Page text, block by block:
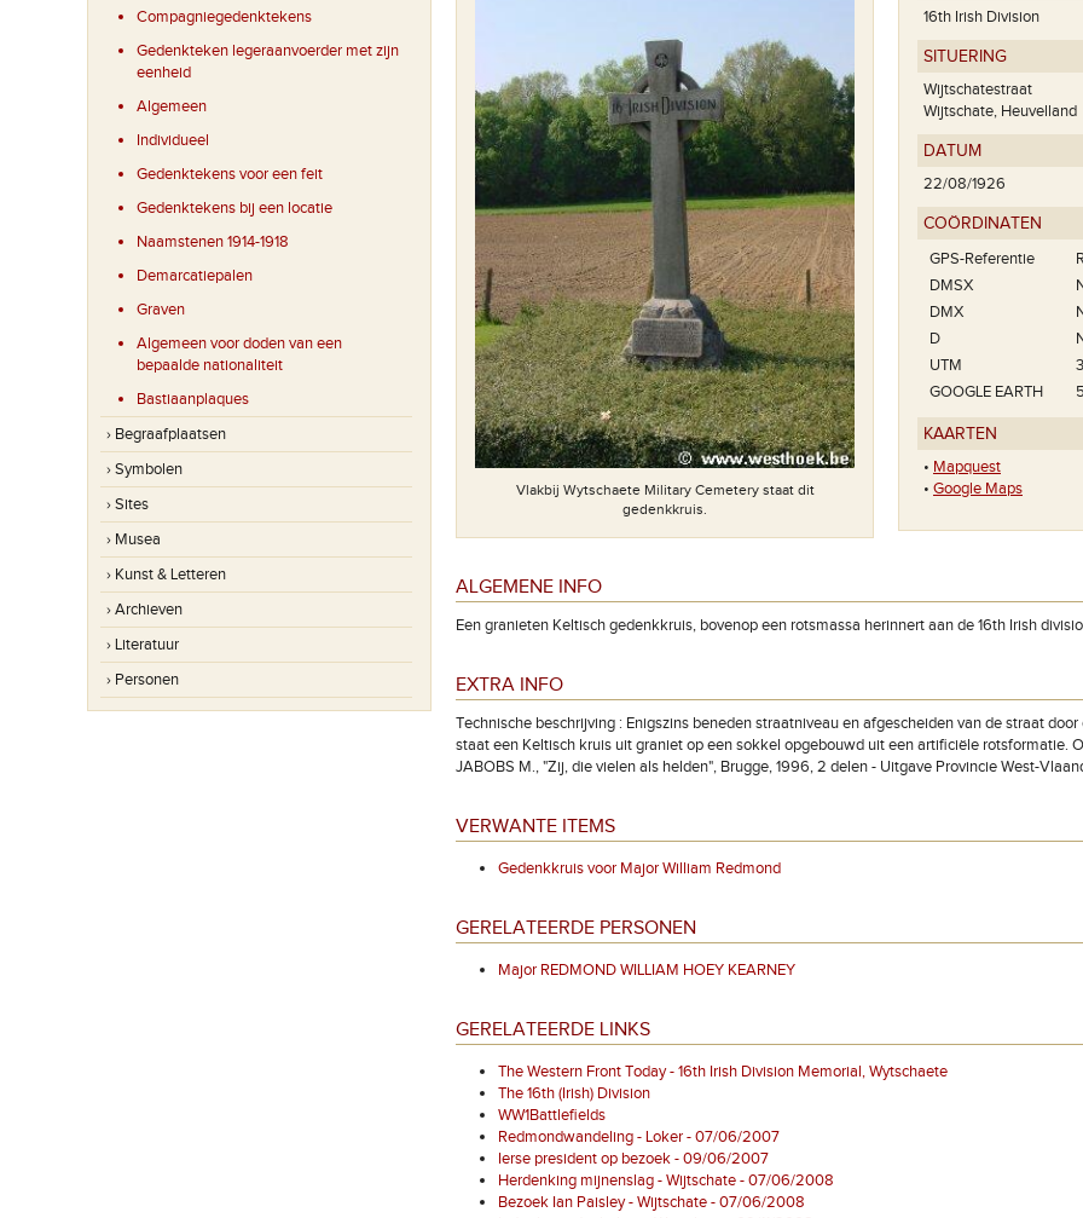
Compagniegedenktekens
Gedenkteken legeraanvoerder met zijn
eenheid
Algemeen
Individueel
Gedenktekens voor een feit
Gedenktekens bij een locatie
Naamstenen 1914-1918
Demarcatiepalen
Graven
Algemeen voor doden van een
bepaalde nationaliteit
Bastiaanplaques
› Begraafplaatsen
› Symbolen
› Sites
› Musea
› Kunst & Letteren
› Archieven
› Literatuur
› Personen
Wijtschate (juni 1917)
Vlakbij Wytschaete Military Cemetery staat dit
gedenkkruis.
De tekstplaat onderaan
16th Irish Division
SITUERING
Wijtschatestraat
Wijtschate, Heuvelland
DATUM
22/08/1926
COÖRDINATEN
GPS-Referentie
DMSX
DMX
D
UTM
GOOGLE EARTH
KAARTEN
• Mapquest
• Google Maps
ALGEMENE INFO
Een granieten Keltisch gedenkkruis, bovenop een rotsmassa herinnert aan de 16th Irish
EXTRA INFO
Technische beschrijving : Enigszins beneden straatniveau en afgescheiden van de straat
staat een Keltisch kruis uit graniet op een sokkel opgebouwd uit een artificiële rotsformatie.
JABOBS M., "Zij, die vielen als helden", Brugge, 1996, 2 delen - Uitgave Provincie West-
VERWANTE ITEMS
Gedenkkruis voor Major William Redmond
GERELATEERDE PERSONEN
Major REDMOND WILLIAM HOEY KEARNEY
GERELATEERDE LINKS
The Western Front Today - 16th Irish Division Memorial, Wytschaete
The 16th (Irish) Division
WW1Battlefields
Redmondwandeling - Loker - 07/06/2007
Ierse president op bezoek - 09/06/2007
Herdenking mijnenslag - Wijtschate - 07/06/2008
Bezoek Ian Paisley - Wijtschate - 07/06/2008